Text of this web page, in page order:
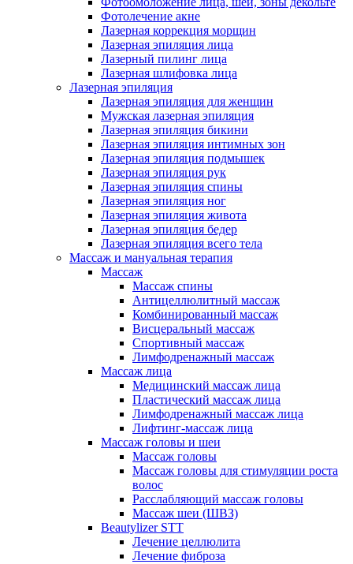
Фотолечение акне
Лазерная коррекция морщин
Лазерная эпиляция лица
Лазерный пилинг лица
Лазерная шлифовка лица
Лазерная эпиляция
Лазерная эпиляция для женщин
Мужская лазерная эпиляция
Лазерная эпиляция бикини
Лазерная эпиляция интимных зон
Лазерная эпиляция подмышек
Лазерная эпиляция рук
Лазерная эпиляция спины
Лазерная эпиляция ног
Лазерная эпиляция живота
Лазерная эпиляция бедер
Лазерная эпиляция всего тела
Массаж и мануальная терапия
Массаж
Массаж спины
Антицеллюлитный массаж
Комбинированный массаж
Висцеральный массаж
Спортивный массаж
Лимфодренажный массаж
Массаж лица
Медицинский массаж лица
Пластический массаж лица
Лимфодренажный массаж лица
Лифтинг-массаж лица
Массаж головы и шеи
Массаж головы
Массаж головы для стимуляции роста
волос
Расслабляющий массаж головы
Массаж шеи (ШВЗ)
Beautylizer STT
Лечение целлюлита
Лечение фиброза